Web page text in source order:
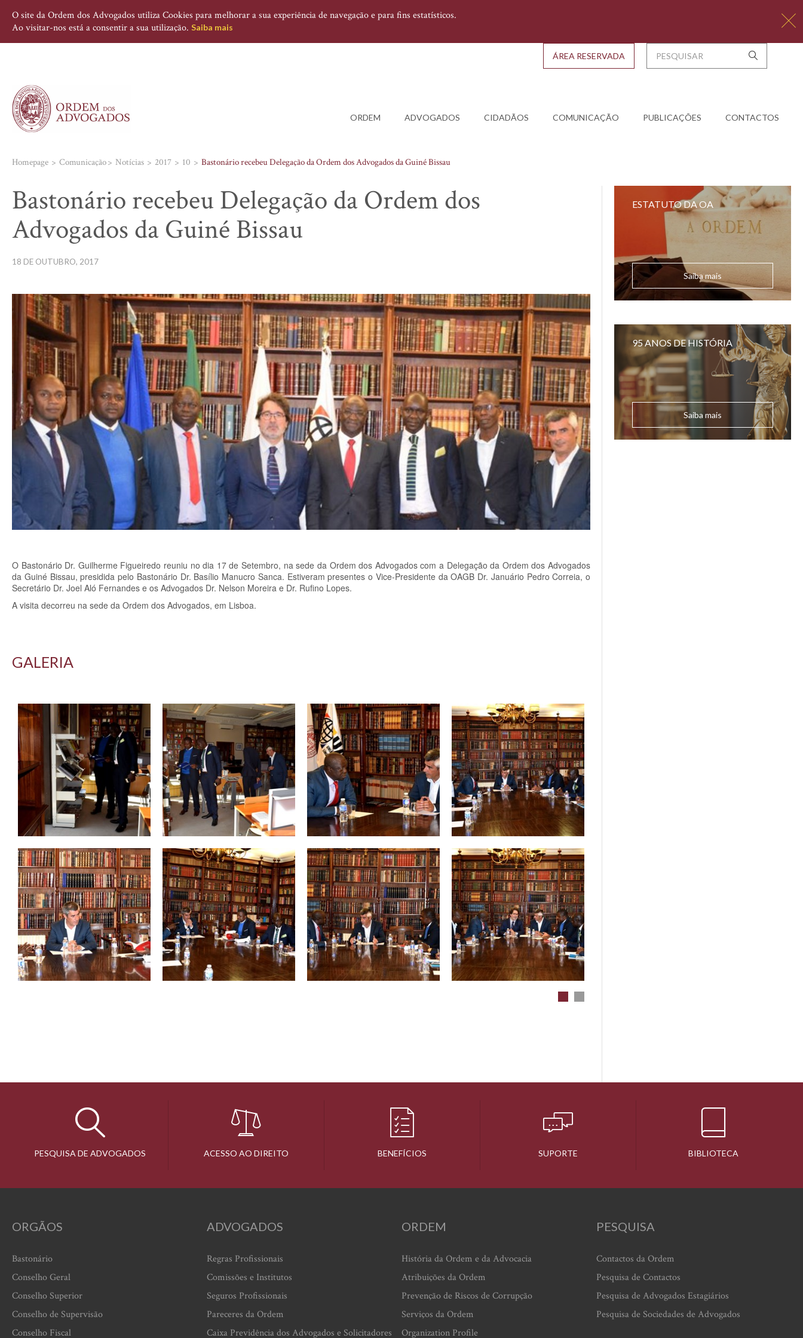
O site da Ordem dos Advogados utiliza Cookies para melhorar a sua experiência de navegação e para fins estatísticos.
Ao visitar-nos está a consentir a sua utilização. Saiba mais
ORDEM ADVOGADOS CIDADÃOS COMUNICAÇÃO PUBLICAÇÕES CONTACTOS
ÁREA RESERVADA
Homepage Comunicação Notícias 2017 10 Bastonário recebeu Delegação da Ordem dos Advogados da Guiné Bissau
Bastonário recebeu Delegação da Ordem dos
Advogados da Guiné Bissau
18 DE OUTUBRO, 2017
O Bastonário Dr. Guilherme Figueiredo reuniu no dia 17 de Setembro, na sede da Ordem dos Advogados com a Delegação da Ordem dos Advogados
da Guiné Bissau, presidida pelo Bastonário Dr. Basílio Manucro Sanca. Estiveram presentes o Vice-Presidente da OAGB Dr. Januário Pedro Correia, o
Secretário Dr. Joel Aló Fernandes e os Advogados Dr. Nelson Moreira e Dr. Rufino Lopes.
A visita decorreu na sede da Ordem dos Advogados, em Lisboa.
GALERIA
ESTATUTO DA OA
Saiba mais
95 ANOS DE HISTÓRIA
Saiba mais
PESQUISA DE ADVOGADOS ACESSO AO DIREITO BENEFÍCIOS SUPORTE BIBLIOTECA
ORGÃOS
Bastonário
Conselho Geral
Conselho Superior
Conselho de Supervisão
Conselho Fiscal
ADVOGADOS
Regras Profissionais
Comissões e Institutos
Seguros Profissionais
Pareceres da Ordem
Caixa Previdência dos Advogados e Solicitadores
ORDEM
História da Ordem e da Advocacia
Atribuições da Ordem
Prevenção de Riscos de Corrupção
Serviços da Ordem
Organization Profile
PESQUISA
Contactos da Ordem
Pesquisa de Contactos
Pesquisa de Advogados Estagiários
Pesquisa de Sociedades de Advogados